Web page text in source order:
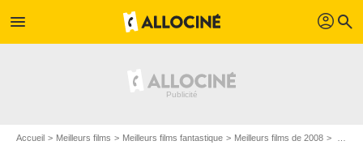
menu profil search
Accueil Meilleurs films Meilleurs films fantastique Meilleurs films de 2008